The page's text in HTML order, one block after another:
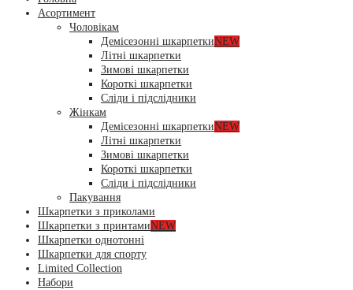
Асортимент
Чоловікам
Демісезонні шкарпеткиNEW
Літні шкарпетки
Зимові шкарпетки
Короткі шкарпетки
Сліди і підслідники
Жінкам
Демісезонні шкарпеткиNEW
Літні шкарпетки
Зимові шкарпетки
Короткі шкарпетки
Сліди і підслідники
Пакування
Шкарпетки з приколами
Шкарпетки з принтамиNEW
Шкарпетки однотонні
Шкарпетки для спорту
Limited Collection
Набори